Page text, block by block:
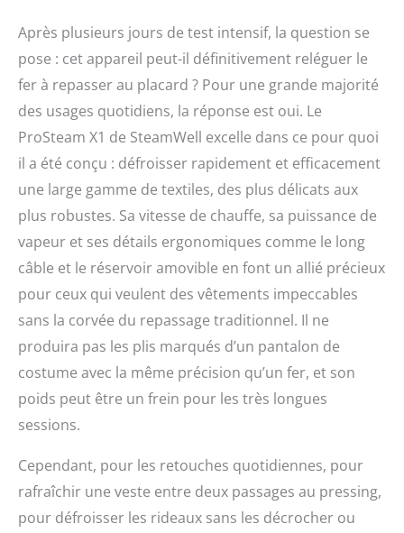
Après plusieurs jours de test intensif, la question se
pose : cet appareil peut-il définitivement reléguer le
fer à repasser au placard ? Pour une grande majorité
des usages quotidiens, la réponse est oui. Le
ProSteam X1 de SteamWell excelle dans ce pour quoi
il a été conçu : défroisser rapidement et efficacement
une large gamme de textiles, des plus délicats aux
plus robustes. Sa vitesse de chauffe, sa puissance de
vapeur et ses détails ergonomiques comme le long
câble et le réservoir amovible en font un allié précieux
pour ceux qui veulent des vêtements impeccables
sans la corvée du repassage traditionnel. Il ne
produira pas les plis marqués d’un pantalon de
costume avec la même précision qu’un fer, et son
poids peut être un frein pour les très longues
sessions.
Cependant, pour les retouches quotidiennes, pour
rafraîchir une veste entre deux passages au pressing,
pour défroisser les rideaux sans les décrocher ou